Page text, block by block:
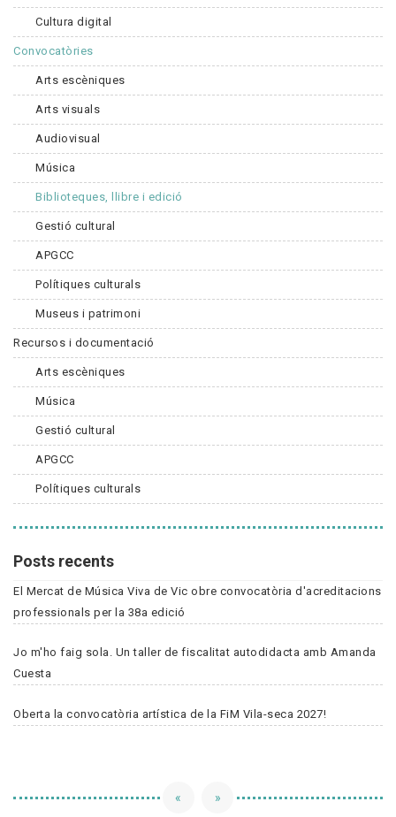
Cultura digital
Convocatòries
Arts escèniques
Arts visuals
Audiovisual
Música
Biblioteques, llibre i edició
Gestió cultural
APGCC
Polítiques culturals
Museus i patrimoni
Recursos i documentació
Arts escèniques
Música
Gestió cultural
APGCC
Polítiques culturals
Posts recents
El Mercat de Música Viva de Vic obre convocatòria d'acreditacions
professionals per la 38a edició
Jo m'ho faig sola. Un taller de fiscalitat autodidacta amb Amanda
Cuesta
Oberta la convocatòria artística de la FiM Vila-seca 2027!
« »